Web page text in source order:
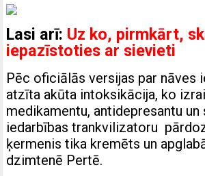
Lasi arī: Uz ko, pirmkārt,
iepazīstoties ar sievieti
Pēc oficiālās versijas par nāves
atzīta akūta intoksikācija, ko
medikamentu, antidepresantu un
iedarbības trankvilizatoru
ķermenis tika kremēts un
dzimtenē Pertē.